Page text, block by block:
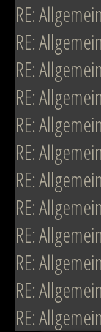
RE:
RE:
RE:
RE:
RE:
RE:
RE:
RE:
RE:
RE:
RE:
RE: